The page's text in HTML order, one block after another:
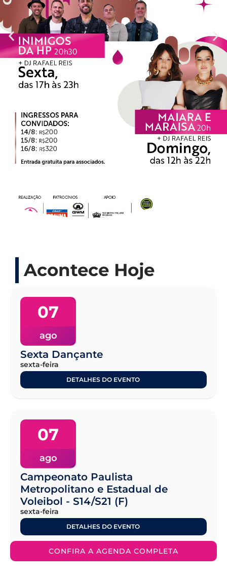
Acontece Hoje
07
ago
Sexta Dançante
sexta-feira
DETALHES DO EVENTO
07
ago
Campeonato Paulista
Metropolitano e Estadual de
Voleibol - S14/S21 (F)
sexta-feira
DETALHES DO EVENTO
CONFIRA A AGENDA COMPLETA